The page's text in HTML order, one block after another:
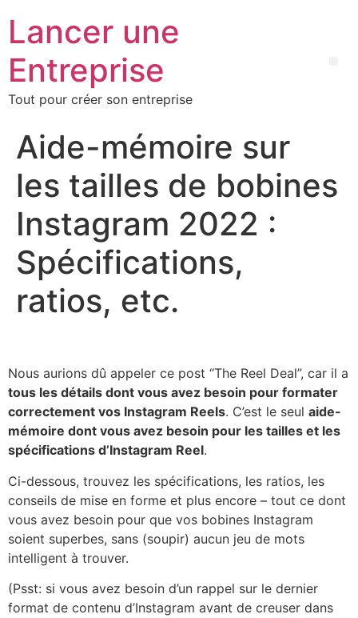
Lancer une
Entreprise
Tout pour créer son entreprise
Aide-mémoire sur
les tailles de bobines
Instagram 2022 :
Spécifications,
ratios, etc.
Nous aurions dû appeler ce post “The Reel Deal”, car il a
tous les détails dont vous avez besoin pour formater
correctement vos Instagram Reels. C’est le seul aide-
mémoire dont vous avez besoin pour les tailles et les
spécifications d’Instagram Reel.
Ci-dessous, trouvez les spécifications, les ratios, les
conseils de mise en forme et plus encore – tout ce dont
vous avez besoin pour que vos bobines Instagram
soient superbes, sans (soupir) aucun jeu de mots
intelligent à trouver.
(Psst: si vous avez besoin d’un rappel sur le dernier
format de contenu d’Instagram avant de creuser dans